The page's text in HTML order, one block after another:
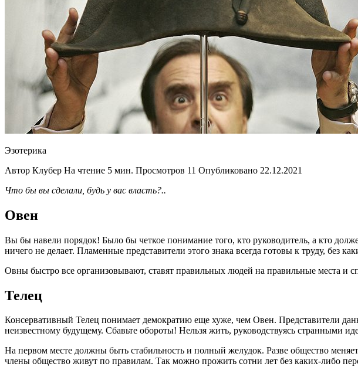
Эзотерика
Автор Клубер На чтение 5 мин. Просмотров 11 Опубликовано 22.12.2021
Что бы вы сделали, будь у вас власть?..
Овен
Вы бы навели порядок! Было бы четкое понимание того, кто руководитель, а кто
ничего не делает. Пламенные представители этого знака всегда готовы к труду, без
Овны быстро все организовывают, ставят правильных людей на правильные места и
Телец
Консервативный Телец понимает демократию еще хуже, чем Овен. Представители
неизвестному будущему. Сбавьте обороты! Нельзя жить, руководствуясь странными
На первом месте должны быть стабильность и полный желудок. Разве общество
члены общество живут по правилам. Так можно прожить сотни лет без каких-либо